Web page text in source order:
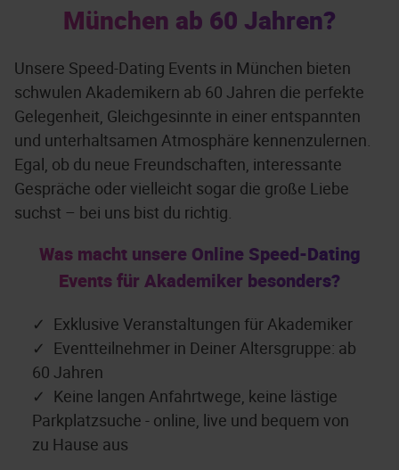
München ab 60 Jahren?
Unsere Speed-Dating Events in München bieten
schwulen Akademikern ab 60 Jahren die perfekte
Gelegenheit, Gleichgesinnte in einer entspannten
und unterhaltsamen Atmosphäre kennenzulernen.
Egal, ob du neue Freundschaften, interessante
Gespräche oder vielleicht sogar die große Liebe
suchst – bei uns bist du richtig.
Was macht unsere Online Speed-Dating
Events für Akademiker besonders?
Exklusive Veranstaltungen für Akademiker
Eventteilnehmer in Deiner Altersgruppe: ab
60 Jahren
Keine langen Anfahrtwege, keine lästige
Parkplatzsuche - online, live und bequem von
zu Hause aus